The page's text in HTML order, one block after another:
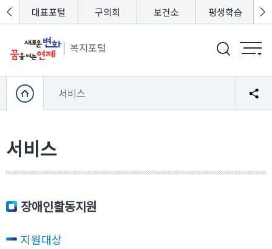
복지포털
털 대표포털 구의회 보건소 평생학습
서비스
서비스
장애인활동지원
지원대상